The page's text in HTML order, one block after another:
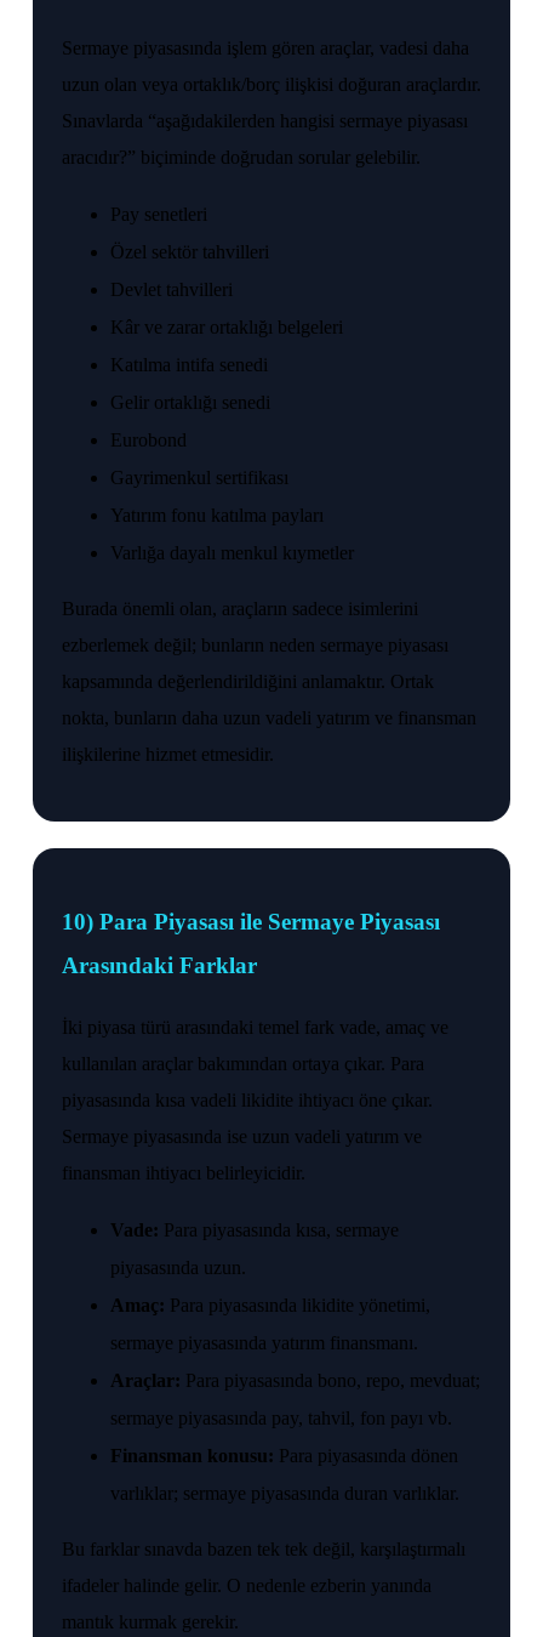
Sermaye piyasasında işlem gören araçlar, vadesi daha
uzun olan veya ortaklık/borç ilişkisi doğuran araçlardır.
Sınavlarda “aşağıdakilerden hangisi sermaye piyasası
aracıdır?” biçiminde doğrudan sorular gelebilir.
Pay senetleri
Özel sektör tahvilleri
Devlet tahvilleri
Kâr ve zarar ortaklığı belgeleri
Katılma intifa senedi
Gelir ortaklığı senedi
Eurobond
Gayrimenkul sertifikası
Yatırım fonu katılma payları
Varlığa dayalı menkul kıymetler
Burada önemli olan, araçların sadece isimlerini
ezberlemek değil; bunların neden sermaye piyasası
kapsamında değerlendirildiğini anlamaktır. Ortak
nokta, bunların daha uzun vadeli yatırım ve finansman
ilişkilerine hizmet etmesidir.
10) Para Piyasası ile Sermaye Piyasası
Arasındaki Farklar
İki piyasa türü arasındaki temel fark vade, amaç ve
kullanılan araçlar bakımından ortaya çıkar. Para
piyasasında kısa vadeli likidite ihtiyacı öne çıkar.
Sermaye piyasasında ise uzun vadeli yatırım ve
finansman ihtiyacı belirleyicidir.
Vade: Para piyasasında kısa, sermaye
piyasasında uzun.
Amaç: Para piyasasında likidite yönetimi,
sermaye piyasasında yatırım finansmanı.
Araçlar: Para piyasasında bono, repo, mevduat;
sermaye piyasasında pay, tahvil, fon payı vb.
Finansman konusu: Para piyasasında dönen
varlıklar; sermaye piyasasında duran varlıklar.
Bu farklar sınavda bazen tek tek değil, karşılaştırmalı
ifadeler halinde gelir. O nedenle ezberin yanında
mantık kurmak gerekir.